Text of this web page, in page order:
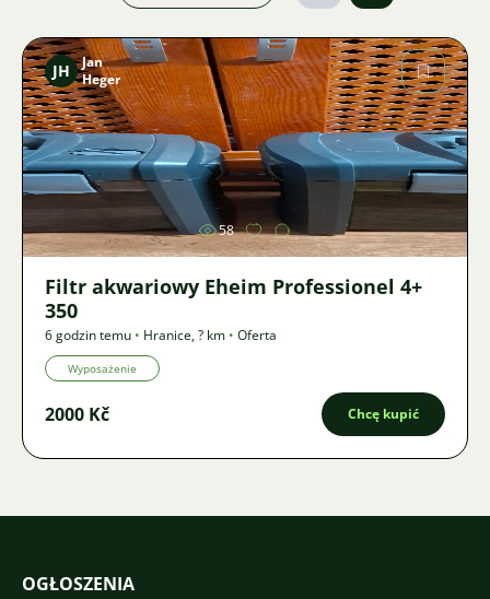
Zdjęcie
JH
Jan
Heger
58
Filtr akwariowy Eheim Professionel 4+
350
6 godzin temu • Hranice,? km • Oferta
Wyposażenie
2000 Kč Chcę kupić
OGŁOSZENIA